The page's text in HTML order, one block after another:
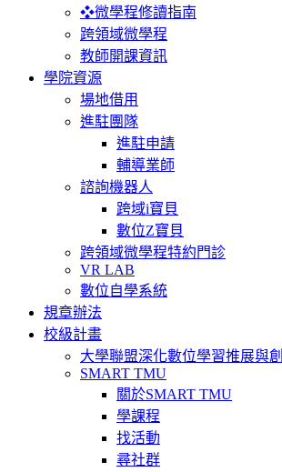
❖微學程修讀指南
跨領域微學程
教師開課資訊
學院資源
場地借用
進駐團隊
進駐申請
輔導業師
諮詢機器人
跨域i寶貝
數位Z寶貝
跨領域微學程特約門診
VR LAB
數位自學系統
規章辦法
校級計畫
大學聯盟深化數位學習推展與
SMART TMU
關於SMART TMU
學課程
找活動
尋社群